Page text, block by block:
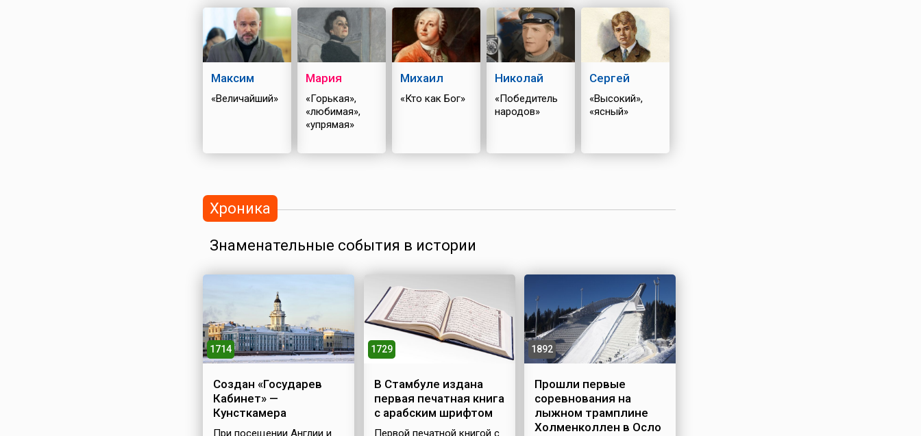
Максим
«Величайший»
Мария
«Горькая»,
«любимая»,
«упрямая»
Михаил
«Кто как Бог»
Николай
«Победитель
народов»
Сергей
«Высокий»,
«ясный»
Хроника
Знаменательные события в истории
1714
Создан «Государев
Кабинет» —
Кунсткамера
При посещении Англии и
1729
В Стамбуле издана
первая печатная книга
с арабским шрифтом
Первой печатной книгой с
1892
Прошли первые
соревнования на
лыжном трамплине
Холменколлен в Осло